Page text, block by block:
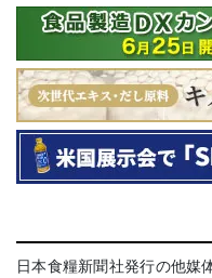
日本食糧新聞社発行の他媒